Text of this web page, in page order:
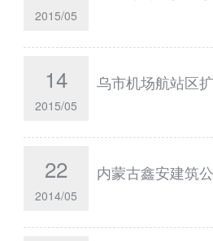
2015/05
14
2015/05
乌市机场航站区
22
2014/05
内蒙古鑫安建筑